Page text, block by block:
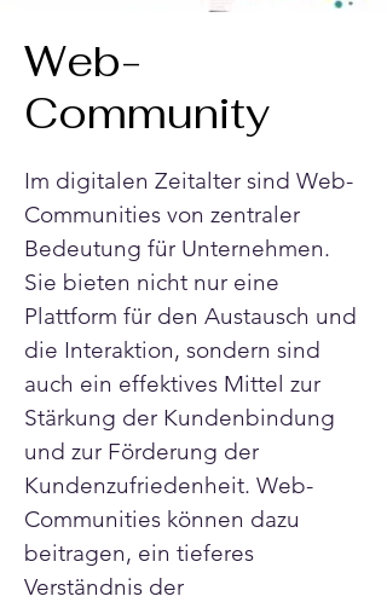
Web-
Community
Im digitalen Zeitalter sind Web-
Communities von zentraler
Bedeutung für Unternehmen.
Sie bieten nicht nur eine
Plattform für den Austausch und
die Interaktion, sondern sind
auch ein effektives Mittel zur
Stärkung der Kundenbindung
und zur Förderung der
Kundenzufriedenheit. Web-
Communities können dazu
beitragen, ein tieferes
Verständnis der